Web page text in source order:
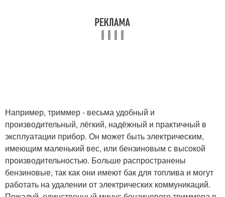
Например, триммер - весьма удобный и
производительный, лёгкий, надёжный и практичный в
эксплуатации прибор. Он может быть электрическим,
имеющим маленький вес, или бензиновым с высокой
производительностью. Больше распространены
бензиновые, так как они имеют бак для топлива и могут
работать на удалении от электрических коммуникаций.